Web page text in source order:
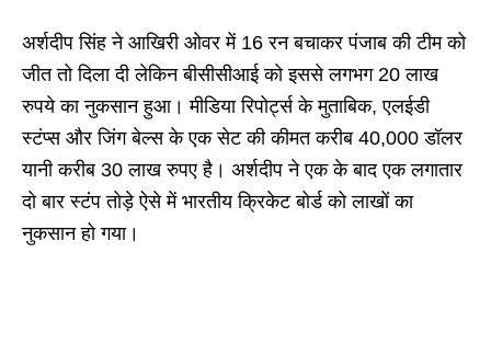
अर्शदीप सिंह ने आखिरी ओवर में 16 रन बचाकर पंजाब की टीम को
जीत तो दिला दी लेकिन बीसीसीआई को इससे लगभग 20 लाख
रुपये का नुकसान हुआ। मीडिया रिपोर्ट्स के मुताबिक, एलईडी
स्टंप्स और जिंग बेल्स के एक सेट की कीमत करीब 40,000 डॉलर
यानी करीब 30 लाख रुपए है। अर्शदीप ने एक के बाद एक लगातार
दो बार स्टंप तोड़े ऐसे में भारतीय क्रिकेट बोर्ड को लाखों का
नुकसान हो गया।